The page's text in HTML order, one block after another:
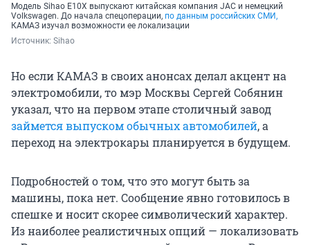
Модель Sihao E10X выпускают китайская компания JAC и немецкий
Volkswagen. До начала спецоперации, по данным российских СМИ,
КАМАЗ изучал возможности ее локализации
Источник: Sihao
Но если КАМАЗ в своих анонсах делал акцент на
электромобили, то мэр Москвы Сергей Собянин
указал, что на первом этапе столичный завод
займется выпуском обычных автомобилей, а
переход на электрокары планируется в будущем.
Подробностей о том, что это могут быть за
машины, пока нет. Сообщение явно готовилось в
спешке и носит скорее символический характер.
Из наиболее реалистичных опций — локализовать